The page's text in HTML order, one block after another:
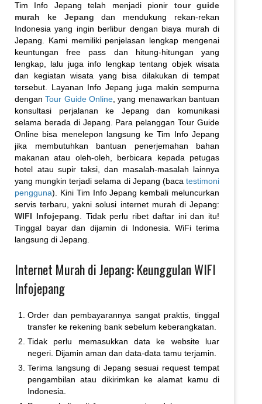
Tim Info Jepang telah menjadi pionir tour guide
murah ke Jepang dan mendukung rekan-rekan
Indonesia yang ingin berlibur dengan biaya murah di
Jepang. Kami memiliki penjelasan lengkap mengenai
keuntungan free pass dan hitung-hitungan yang
lengkap, lalu juga info lengkap tentang objek wisata
dan kegiatan wisata yang bisa dilakukan di tempat
tersebut. Layanan Info Jepang juga makin sempurna
denganTour Guide Online , yang menawarkan bantuan
konsultasi perjalanan ke Jepang dan komunikasi
selama berada di Jepang. Para pelanggan Tour Guide
Online bisa menelepon langsung ke Tim Info Jepang
jika membutuhkan bantuan penerjemahan bahan
makanan atau oleh-oleh, berbicara kepada petugas
hotel atau supir taksi, dan masalah-masalah lainnya
yang mungkin terjadi selama di Jepang (baca testimoni
pengguna). Kini Tim Info Jepang kembali meluncurkan
servis terbaru, yakni solusi internet murah di Jepang:
WIFI Infojepang . Tidak perlu ribet daftar ini dan itu!
Tinggal bayar dan dijamin di Indonesia. WiFi terima
langsung di Jepang.
Internet Murah di Jepang: Keunggulan WIFI
Infojepang
Order dan pembayarannya sangat praktis, tinggal
transfer ke rekening bank sebelum keberangkatan.
Tidak perlu memasukkan data ke website luar
negeri. Dijamin aman dan data-data tamu terjamin.
Terima langsung di Jepang sesuai request tempat
pengambilan atau dikirimkan ke alamat kamu di
Indonesia.